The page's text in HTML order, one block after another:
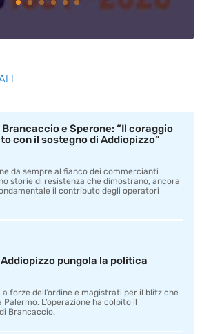
e Sperone: “Il coraggio
con il sostegno di Addiopizzo”
da sempre al fianco dei commercianti
storie di resistenza che dimostrano, ancora
il contributo degli operatori
pungola la politica
forze dell’ordine e magistrati per il blitz che
L’operazione ha colpito il
Brancaccio.